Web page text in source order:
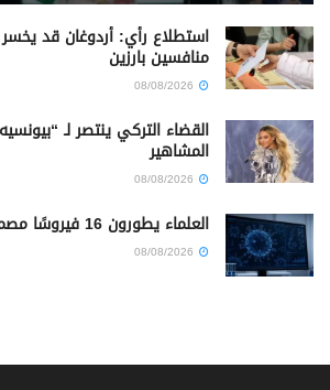
استطلاع رأي: أردوغان قد يخسر
منافسين بارزين
القضاء التركي ينتصر لـ
المشاهير
العلماء يطورون 16 فيروسًا مصممًا بالذكاء الاصطناعي